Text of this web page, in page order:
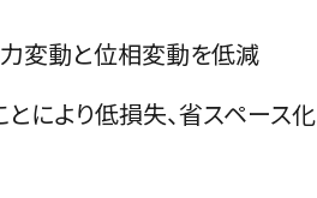
変動と位相変動を低減
により低損失、省スペース化